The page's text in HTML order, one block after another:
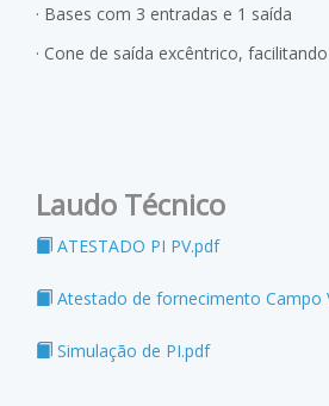
· Bases com 3 entradas e 1 saída
· Cone de saída excêntrico,
Laudo Técnico
ATESTADO PI PV.pdf
Atestado de fornecimento Campo
Simulação de PI.pdf